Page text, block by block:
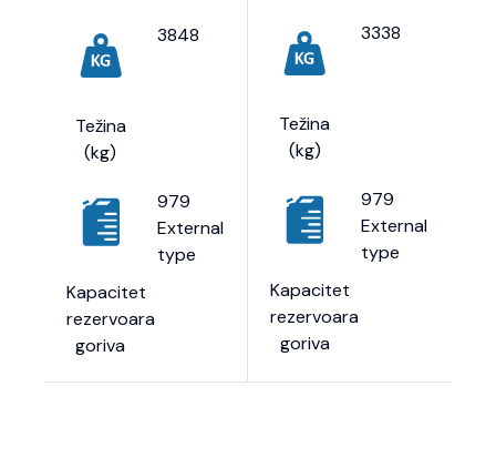
Težina
(kg)
3848
Kapacitet
rezervoara
goriva
979
External
type
Težina
(kg)
3338
Kapacitet
rezervoara
goriva
979
External
type